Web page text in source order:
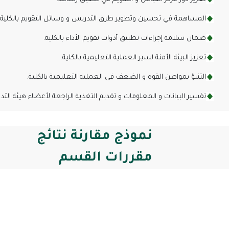
المساهمة في تحسين وتطوير طرق التدريس و وسائل التقويم
ضمان سلامة إجراءات تطبيق أدوات تقويم الأداء بالكلية.
تعزيز البيئة الأمنة لسير العملية التعليمية بالكلية.
التنبؤ بمواطن القوة و الضعف في العملية التعليمية بالكلية.
تفسير البيانات و المعلومات و تقديم التغذية الراجعة لأعضاء هيئة
نموذج مقارنة نتائج
مقررات القسم